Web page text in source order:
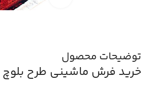
توضیحات محصول
خرید فرش ماشینی طرح بلوچ لاکی 700 شانه